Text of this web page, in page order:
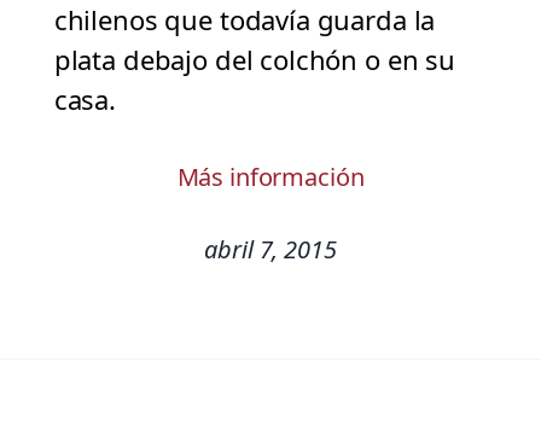
chilenos que todavía guarda la
plata debajo del colchón o en su
casa.
Más información
abril 7, 2015